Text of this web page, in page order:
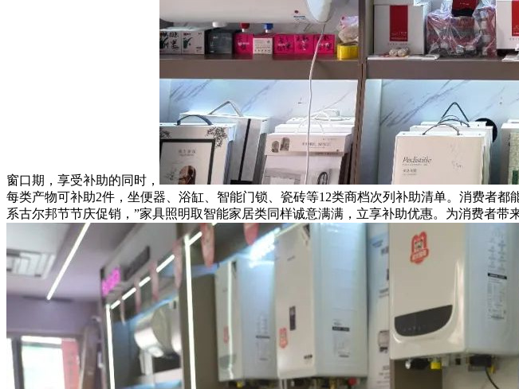
窗口期，享受补助的同时，
每类产物可补助2件，坐便器、浴缸、智能门锁、瓷砖等12类商档次列补助清单。消费者
系古尔邦节节庆促销，”家具照明取智能家居类同样诚意满满，立享补助优惠。为消费者带